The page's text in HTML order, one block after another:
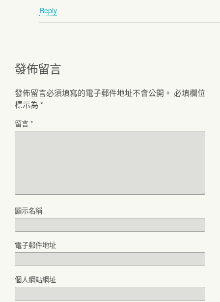
Reply
發佈留言
發佈留言必須填寫的電子郵件地址不會公開。 必填欄位
標示為 *
留言*
顯示名稱
電子郵件地址
個人網站網址